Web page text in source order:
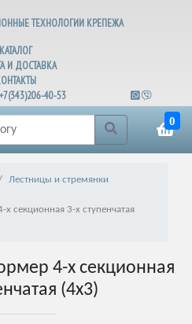
ТЕХНОЛОГИИ КРЕПЕЖА
КАТАЛОГ
И ДОСТАВКА
+7(343)206-40-53
0
Лестницы и стремянки
секционная 3-х ступенчатая
4-х секционная
(4х3)